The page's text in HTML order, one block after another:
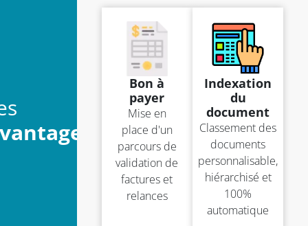
Bon à
payer
Mise en
place d'un
parcours de
validation de
factures et
relances
Indexation
du
document
Classement des
documents
personnalisable,
hiérarchisé et
100%
automatique